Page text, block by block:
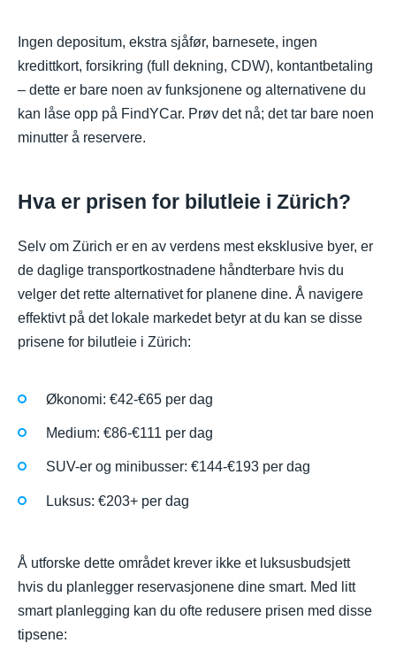
Ingen depositum, ekstra sjåfør, barnesete, ingen
kredittkort, forsikring (full dekning, CDW), kontantbetaling
– dette er bare noen av funksjonene og alternativene du
kan låse opp på FindYCar. Prøv det nå; det tar bare noen
minutter å reservere.
Hva er prisen for bilutleie i Zürich?
Selv om Zürich er en av verdens mest eksklusive byer, er
de daglige transportkostnadene håndterbare hvis du
velger det rette alternativet for planene dine. Å navigere
effektivt på det lokale markedet betyr at du kan se disse
prisene for bilutleie i Zürich:
Økonomi: €42-€65 per dag
Medium: €86-€111 per dag
SUV-er og minibusser: €144-€193 per dag
Luksus: €203+ per dag
Å utforske dette området krever ikke et luksusbudsjett
hvis du planlegger reservasjonene dine smart. Med litt
smart planlegging kan du ofte redusere prisen med disse
tipsene: